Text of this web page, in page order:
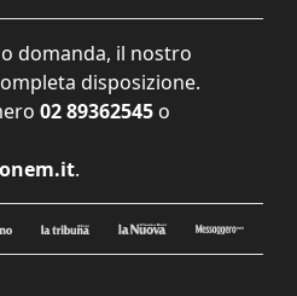
domanda, il nostro
disposizione.
02 89362545 o
.